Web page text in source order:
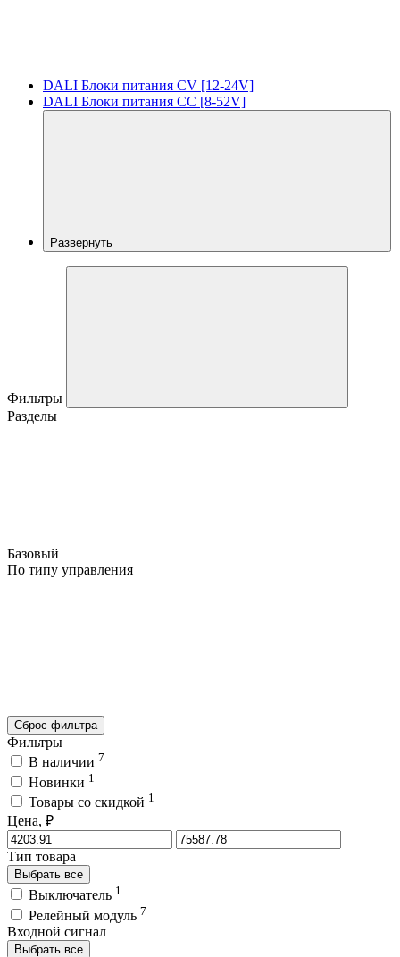
DALI Блоки питания CV [12-24V]
DALI Блоки питания CC [8-52V]
Развернуть
Фильтры
Разделы
Базовый
По типу управления
Сброс фильтра
Фильтры
В наличии 7
Новинки 1
Товары со скидкой 1
Цена, ₽
Тип товара
Выбрать все
Выключатель 1
Релейный модуль 7
Входной сигнал
Выбрать все